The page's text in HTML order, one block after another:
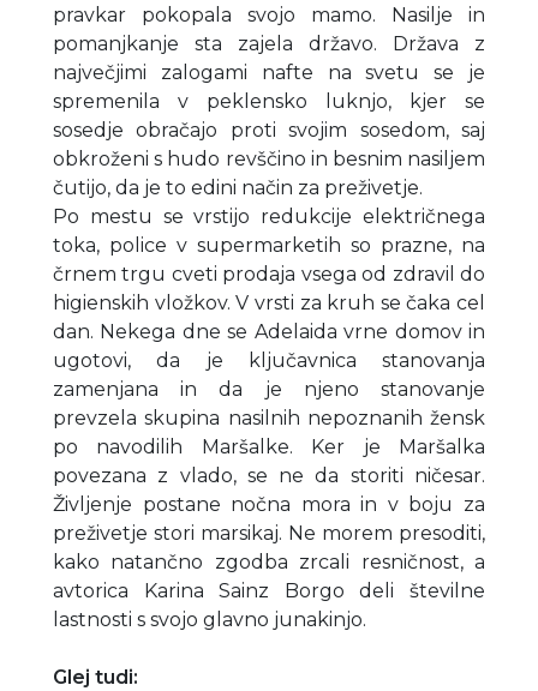
pravkar pokopala svojo mamo. Nasilje in
pomanjkanje sta zajela državo. Država z
največjimi zalogami nafte na svetu se je
spremenila v peklensko luknjo, kjer se
sosedje obračajo proti svojim sosedom, saj
obkroženi s hudo revščino in besnim nasiljem
čutijo, da je to edini način za preživetje.
Po mestu se vrstijo redukcije električnega
toka, police v supermarketih so prazne, na
črnem trgu cveti prodaja vsega od zdravil do
higienskih vložkov. V vrsti za kruh se čaka cel
dan. Nekega dne se Adelaida vrne domov in
ugotovi, da je ključavnica stanovanja
zamenjana in da je njeno stanovanje
prevzela skupina nasilnih nepoznanih žensk
po navodilih Maršalke. Ker je Maršalka
povezana z vlado, se ne da storiti ničesar.
Življenje postane nočna mora in v boju za
preživetje stori marsikaj. Ne morem presoditi,
kako natančno zgodba zrcali resničnost, a
avtorica Karina Sainz Borgo deli številne
lastnosti s svojo glavno junakinjo.
Glej tudi: